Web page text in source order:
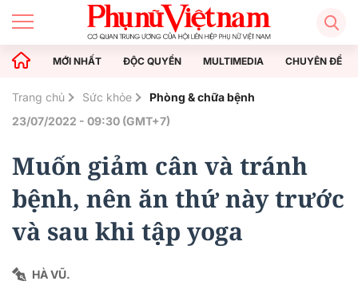
MỚI NHẤT ĐỘC QUYỀN MULTIMEDIA CHUYÊN ĐỀ
Trang chủ Sức khỏe
Phòng & chữa bệnh
23/07/2022 - 09:30 (GMT+7)
Muốn giảm cân và tránh
bệnh, nên ăn thứ này trước
và sau khi tập yoga
HÀ VŨ.